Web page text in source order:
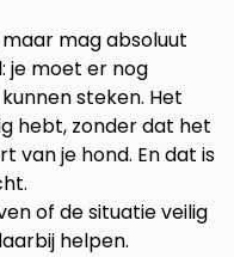
mag absoluut
je moet er nog
steken. Het
hebt, zonder dat het
van je hond. En dat is
of de situatie veilig
helpen.